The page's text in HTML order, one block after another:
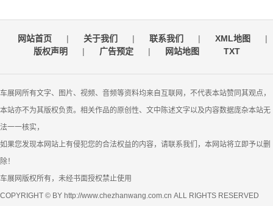
网站首页 | 关于我们 | 联系我们 | XML地图
|
版权声明
| 广告预定 | 网站地图 TXT
车展网所有文字、图片、视频、音频等资料均来自互联网，不代表本站赞同其观点，
本站亦不为其版权负责。相关作品的原创性、文中陈述文字以及内容数据庞杂本站无
法一一核实，
如果您发现本网站上有侵犯您的合法权益的内容，请联系我们，本网站将立即予以删
除！
车展网版权所有，未经书面授权禁止使用
COPYRIGHT © BY http://www.chezhanwang.com.cn ALL RIGHTS RESERVED